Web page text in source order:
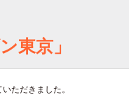
東京」
ただきました。